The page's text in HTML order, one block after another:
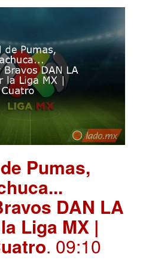
Pumas,
DAN LA
Liga MX |
. 09:10